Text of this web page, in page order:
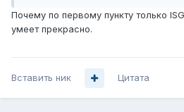
Почему по первому пункту только
умеет прекрасно.
Вставить ник Цитата